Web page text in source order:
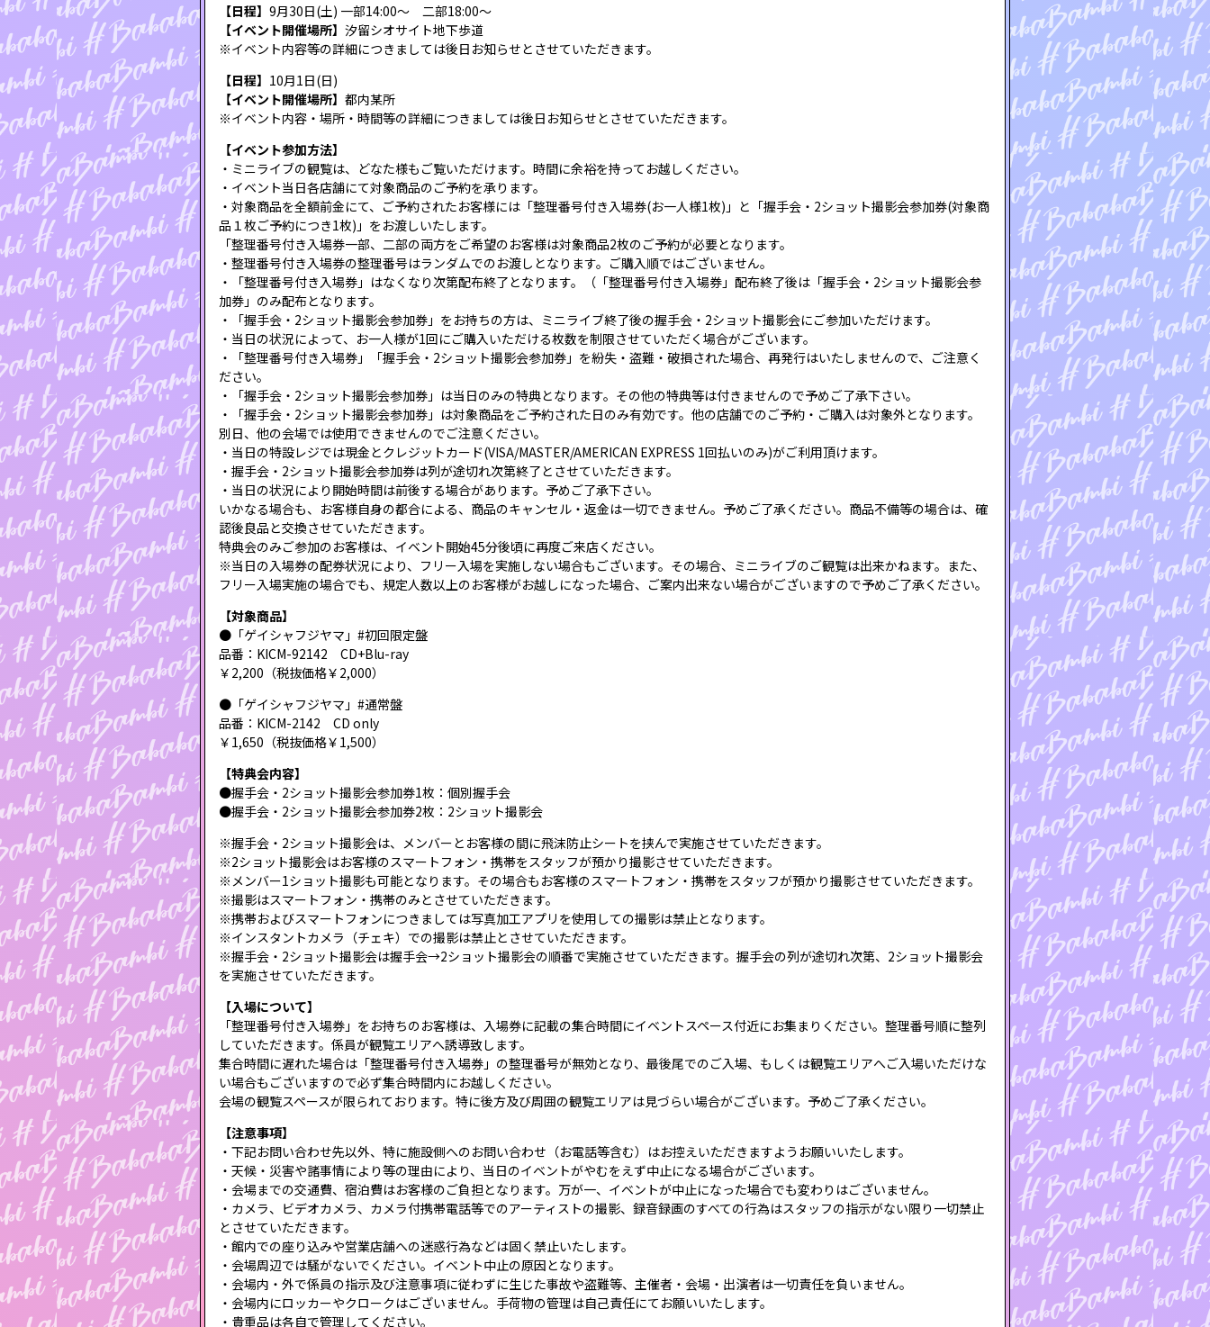
【日程】 9月30日(土) 一部14:00～ 二部18:00～
【イベント開催場所】 汐留シオサイト地下歩道
※イベント内容等の詳細につきましては後日お知らせとさせていただきます。
【日程】 10月1日(日)
【イベント開催場所】 都内某所
※イベント内容・場所・時間等の詳細につきましては後日お知らせとさせていただきます。
【イベント参加方法】
・ミニライブの観覧は、どなた様もご覧いただけます。時間に余裕を持ってお越しください。
・イベント当日各店舗にて対象商品のご予約を承ります。
・対象商品を全額前金にて、ご予約されたお客様には「整理番号付き入場券(お一人様1枚)」と「握手会・2ショット撮影会参加券(対象商
品１枚ご予約につき1枚)」をお渡しいたします。
「整理番号付き入場券一部、二部の両方をご希望のお客様は対象商品2枚のご予約が必要となります。
・整理番号付き入場券の整理番号はランダムでのお渡しとなります。ご購入順ではございません。
・「整理番号付き入場券」はなくなり次第配布終了となります。（「整理番号付き入場券」配布終了後は「握手会・2ショット撮影会参
加券」のみ配布となります。
・「握手会・2ショット撮影会参加券」をお持ちの方は、ミニライブ終了後の握手会・2ショット撮影会にご参加いただけます。
・当日の状況によって、お一人様が1回にご購入いただける枚数を制限させていただく場合がございます。
・「整理番号付き入場券」「握手会・2ショット撮影会参加券」を紛失・盗難・破損された場合、再発行はいたしませんので、ご注意く
ださい。
・「握手会・2ショット撮影会参加券」は当日のみの特典となります。その他の特典等は付きませんので予めご了承下さい。
・「握手会・2ショット撮影会参加券」は対象商品をご予約された日のみ有効です。他の店舗でのご予約・ご購入は対象外となります。
別日、他の会場では使用できませんのでご注意ください。
・当日の特設レジでは現金とクレジットカード(VISA/MASTER/AMERICAN EXPRESS 1回払いのみ)がご利用頂けます。
・握手会・2ショット撮影会参加券は列が途切れ次第終了とさせていただきます。
・当日の状況により開始時間は前後する場合があります。予めご了承下さい。
いかなる場合も、お客様自身の都合による、商品のキャンセル・返金は一切できません。予めご了承ください。商品不備等の場合は、確
認後良品と交換させていただきます。
特典会のみご参加のお客様は、イベント開始45分後頃に再度ご来店ください。
※当日の入場券の配券状況により、フリー入場を実施しない場合もございます。その場合、ミニライブのご観覧は出来かねます。また、
フリー入場実施の場合でも、規定人数以上のお客様がお越しになった場合、ご案内出来ない場合がございますので予めご了承ください。
【対象商品】
●「ゲイシャフジヤマ」#初回限定盤
品番：KICM-92142 CD+Blu-ray
￥2,200（税抜価格￥2,000）
●「ゲイシャフジヤマ」#通常盤
品番：KICM-2142 CD only
￥1,650（税抜価格￥1,500）
【特典会内容】
●握手会・2ショット撮影会参加券1枚：個別握手会
●握手会・2ショット撮影会参加券2枚：2ショット撮影会
※握手会・2ショット撮影会は、メンバーとお客様の間に飛沫防止シートを挟んで実施させていただきます。
※2ショット撮影会はお客様のスマートフォン・携帯をスタッフが預かり撮影させていただきます。
※メンバー1ショット撮影も可能となります。その場合もお客様のスマートフォン・携帯をスタッフが預かり撮影させていただきます。
※撮影はスマートフォン・携帯のみとさせていただきます。
※携帯およびスマートフォンにつきましては写真加工アプリを使用しての撮影は禁止となります。
※インスタントカメラ（チェキ）での撮影は禁止とさせていただきます。
※握手会・2ショット撮影会は握手会→2ショット撮影会の順番で実施させていただきます。握手会の列が途切れ次第、2ショット撮影会
を実施させていただきます。
【入場について】
「整理番号付き入場券」をお持ちのお客様は、入場券に記載の集合時間にイベントスペース付近にお集まりください。整理番号順に整列
していただきます。係員が観覧エリアへ誘導致します。
集合時間に遅れた場合は「整理番号付き入場券」の整理番号が無効となり、最後尾でのご入場、もしくは観覧エリアへご入場いただけな
い場合もございますので必ず集合時間内にお越しください。
会場の観覧スペースが限られております。特に後方及び周囲の観覧エリアは見づらい場合がございます。予めご了承ください。
【注意事項】
・下記お問い合わせ先以外、特に施設側へのお問い合わせ（お電話等含む）はお控えいただきますようお願いいたします。
・天候・災害や諸事情により等の理由により、当日のイベントがやむをえず中止になる場合がございます。
・会場までの交通費、宿泊費はお客様のご負担となります。万が一、イベントが中止になった場合でも変わりはございません。
・カメラ、ビデオカメラ、カメラ付携帯電話等でのアーティストの撮影、録音録画のすべての行為はスタッフの指示がない限り一切禁止
とさせていただきます。
・館内での座り込みや営業店舗への迷惑行為などは固く禁止いたします。
・会場周辺では騒がないでください。イベント中止の原因となります。
・会場内・外で係員の指示及び注意事項に従わずに生じた事故や盗難等、主催者・会場・出演者は一切責任を負いません。
・会場内にロッカーやクロークはございません。手荷物の管理は自己責任にてお願いいたします。
・貴重品は各自で管理してください。